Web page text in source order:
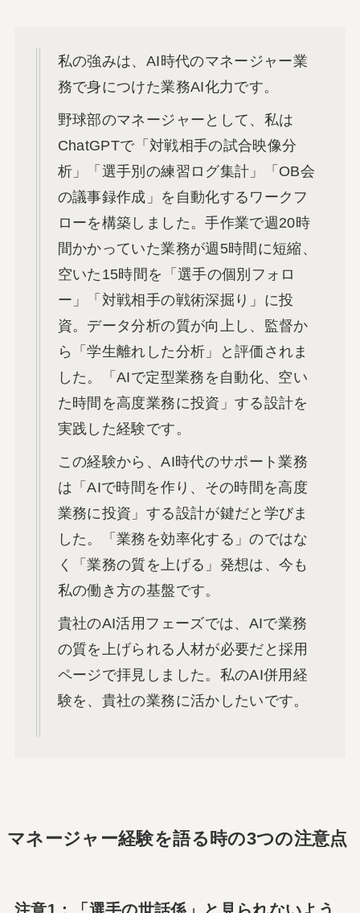
私の強みは、AI時代のマネージャー業
務で身につけた業務AI化力です。
野球部のマネージャーとして、私は
ChatGPTで「対戦相手の試合映像分
析」「選手別の練習ログ集計」「OB会
の議事録作成」を自動化するワークフ
ローを構築しました。手作業で週20時
間かかっていた業務が週5時間に短縮、
空いた15時間を「選手の個別フォロ
ー」「対戦相手の戦術深掘り」に投
資。データ分析の質が向上し、監督か
ら「学生離れした分析」と評価されま
した。「AIで定型業務を自動化、空い
た時間を高度業務に投資」する設計を
実践した経験です。
この経験から、AI時代のサポート業務
は「AIで時間を作り、その時間を高度
業務に投資」する設計が鍵だと学びま
した。「業務を効率化する」のではな
く「業務の質を上げる」発想は、今も
私の働き方の基盤です。
貴社のAI活用フェーズでは、AIで業務
の質を上げられる人材が必要だと採用
ページで拝見しました。私のAI併用経
験を、貴社の業務に活かしたいです。
マネージャー経験を語る時の3つの注意点